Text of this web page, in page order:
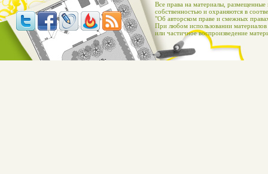
Все права на материалы, размещенные
собственностью и охраняются в
"Об авторском праве и смежных
При любом использовании
или частичное воспроизведение